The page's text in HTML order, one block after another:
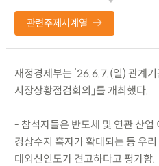
관련주제시계열
재정경제부는 ’26.6.7.(일) 관계기
시장상황점검회의」를 개최했다.
- 참석자들은 반도체 및 연관 산업
경상수지 흑자가 확대되는 등 우
대외신인도가 견고하다고 평가함.